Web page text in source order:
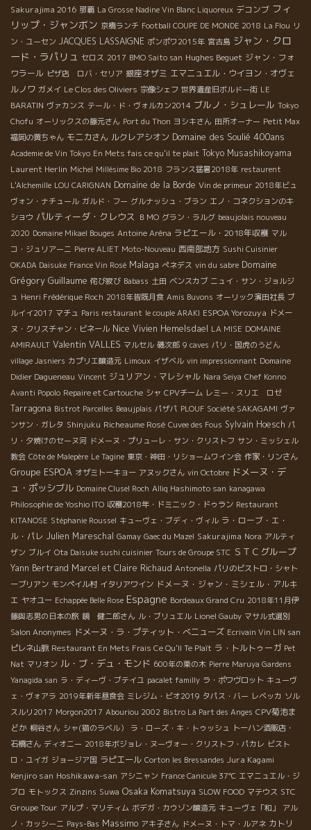
Sakurajima 2016 那覇 La Grosse Nadine Vin Blanc Liquoreux デコンブ フィ
リップ・ジャンボン 京橋ランチ Football COUPE DE MONDE 2018 La Flou リ
ン・ユーセン JACQUES LASSAIGNE ポンポワ2015年 宮古島 ジャン・クロ
ード・ラパリュ セロス 2017 BMO Saito san Hughes Beguet ジャン・フォ
ワラール ピザ店 ロバ・セリア 銀座オザミ エマニュエル・ウイヨン・オヴェ
ルノワ ガメイ Le Clos des Oliviers 宗像シェフ 世界遺産旧ボルドー街 LE
BARATIN ヴァカンス テール・ド・ヴォルカン2014 ブルノ・シュレール Tokyo
Chofu オーリックスの藤元さん Port du Thon ヨシキさん 田所オーナー Petit Max
福岡の黄ちゃん モニカさん ルクレアシオン Domaine des Soulié 400ans
Academie de Vin Tokyo En Mets fais ce qu'il te plait Tokyo Musashikoyama
Laurent Herlin Michel Millésime Bio 2018 フランス猛暑2018年 restaurent
L'Alchemille LOU CARIGNAN Domaine de la Borde Vin de primeur 2018年ビュ
ヴォン・ナチュール ガルド・フー グルナッシュ・ブラン エノ・コネクションのキ
ショウ パルティーダ・クレウス ＢＭО グラン・ラルグ beaujolais nouveau
2020 Domaine Mikael Bouges Antoine Aréna ラピエール・2018年収穫 マル
コ・ジュリアーニ Pierre ALIET Moto-Nouveau 西南部地方 Sushi Cuisinier
OKADA Daisuke France Vin Rosé Malaga ぺネデス vin du sabre Domaine
Grégory Guillaume 侘び寂び Babass 土田 ベンスカブ ニュイ・サン・ジョルジ
ュ Henri Frédérique Roch 2018年皆既月食 Amis Buvons オーリック濱田社長 ブ
ルイイ2017 マチュ Paris restaurant le couple ARAKI ESPOA Yorozuya ドメー
ヌ・クリスチャン・ビネール Nice Vivien Hemelsdael LA MISE DOMAINE
AMIRAULT Valentin VALLES マルセル 磯次郎 9 caves パリ・国虎のうどん
village Jasniers カプリエ醸造元 Limoux イザベル vin impressionnant Domaine
Didier Dagueneau Vincent ジュリアン・マレシャル Nara Seiya Chef Konno
Avanti Popolo Repaire et Cartouche シャ CPVチーム レミー・スリエ ロゼ
Tarragona Bistrot Parcelles Beaujplais パザパ PLOUF Société SAKAGAMI ヴァ
ンサン・ガレタ Shinjuku Richeaume Rosé Cuvee des Fous Sylvain Hoesch パ
リ・夕焼けのセーヌ河 ドメーヌ・プリューレ・サン・クリストフ サン・ミッシェル
教会 Côte de Malepère Le Tagine 東京・神田・リショームワイン会 作家・リンさん
Groupe ESPOA オザミトーキョー アヌックさん vin Octobre ドメーヌ・デ
ュ・ポッシブル Domaine Clusel Roch Alliq Hashimoto san kanagawa
Philosophie de Yoshio ITO 収穫2018年・ドミニック・ドゥラン Restaurant
KITANOSE Stéphanie Roussel キューヴェ・ブディ・ヴィル ラ・ローブ・エ・
ル・パレ Julien Mareschal Gamay Gaec du Mazel Sakurajima Nora アルティ
ザン ブルイ Ota Daisuke sushi cuisinier Tours de Groupe STC ＳＴＣグループ
Yann Bertrand Marcel et Claire Richaud Antonella パリのビストロ・シャト
ーブリアン モンペイル村 イタリアワイン ドメーヌ・ジャン・ミシェル・アルキ
エ ヤオユー Echappée Belle Rose Espagne Bordeaux Grand Cru 2018年11月伊
藤與志男の日本の旅 鏡 健二郎さん ル・ブリュエル Lionel Gauby マサル式選別
Salon Anonymes ドメーヌ・ラ・プティット・べニューズ Ecrivain Vin LIN san
ピレネ山脈 Restaurant En Mets Frais Ce Qu'Il Te Plaît ラ・トルトゥーガ Pet
Nat マリオン ル・ブ・デュ・モンド 600年の栗の木 Pierre Maruya Gardens
Yanagida san ラ・ディーヴ・ブテイユ pacalet familly ラ・ポワヴロット キューヴ
ェ・ヴォアラ 2019年新年昼食会 ミレジム・ビオ2019 タパス・バー レベッカ ソル
スルリ2017 Morgon2017 Abouriou 2002 Bistro La Part des Anges CPV菊池ま
どか 桐谷さん シャ(猫のラベル） ラ・ローズ・キ・トゥッシュ トーハン酒販店・
石橋さん ディオニー 2018年ボジョレ・ヌーヴォー・クリストフ・パカレ ビスト
ロ・ユイガ ジョージア国 ラピエール Corton les Bressandes Jura Kagami
Kenjiro san Hoshikawa-san アシニャン France Canicule 37℃ エマニュエル・ジ
ブロ モトックス Zinzins Suwa Osaka Komatsuya SLOW FOOD マテウス STC
Groupe Tour アルプ・マリティム ボデガ・カウゾン醸造元 キューヴェ「和」
アル
ノ・カッシーニ Pays-Bas Massimo アキ子さん ドメーヌ・トマ・ルアネ カトリ